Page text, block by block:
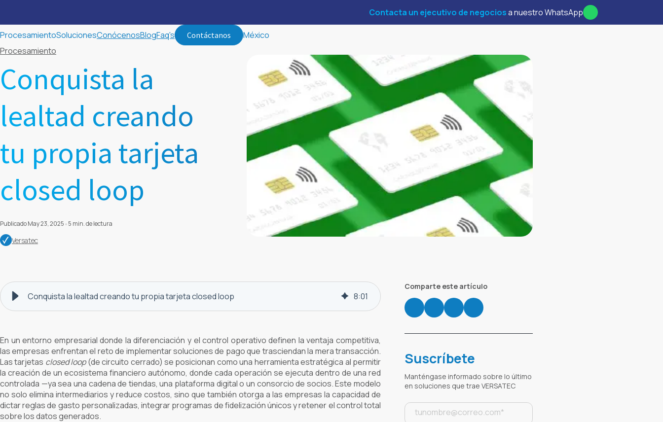
Contacta un ejecutivo de negociosa nuestro WhatsApp
ProcesamientoSolucionesConócenosBlogFaq's Contáctanos
México
Procesamiento
Conquista la
lealtad creando
tu propia tarjeta
closed loop
Publicado May 23, 2025 5 min. de lectura
Versatec
Conquista la lealtad creando tu propia tarjeta closed loop 8:01
En un entorno empresarial donde la diferenciación y el control operativo definen la ventaja competitiva,
las empresas enfrentan el reto de implementar soluciones de pago que trasciendan la mera transacción.
Las tarjetas closed loop(de circuito cerrado) se posicionan como una herramienta estratégica al permitir
la creación de un ecosistema financiero autónomo, donde cada operación se ejecuta dentro de una red
controlada —ya sea una cadena de tiendas, una plataforma digital o un consorcio de socios. Este modelo
no solo elimina intermediarios y reduce costos, sino que también otorga a las empresas la capacidad de
dictar reglas de gasto personalizadas, integrar programas de fidelización únicos y retener el control total
sobre los datos generados.
Comparte este artículo
Suscríbete
Manténgase informado sobre lo último
en soluciones que trae VERSATEC